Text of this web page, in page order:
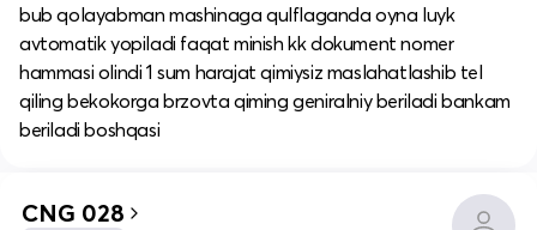
bub qolayabman mashinaga qulflaganda oyna luyk
avtomatik yopiladi faqat minish kk dokument nomer
hammasi olindi 1 sum harajat qimiysiz maslahatlashib tel
qiling bekokorga brzovta qiming geniralniy beriladi bankam
beriladi boshqasi
CNG 028